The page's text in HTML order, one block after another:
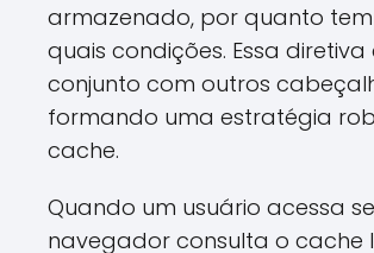
armazenado, por quanto
quais condições. Essa
conjunto com outros
formando uma estratégia
cache.
Quando um usuário acessa
navegador consulta o cache